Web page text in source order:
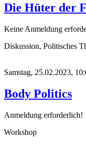
Die Hüter der
Keine Anmeldung
Diskussion, Politisches
Samstag, 25.02.2023,
Body Politics
Anmeldung erforderlich!
Workshop